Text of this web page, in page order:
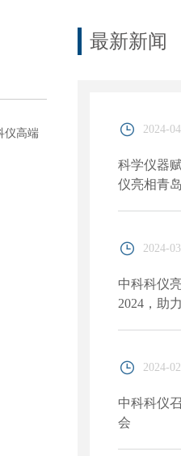
仪高端
最新新闻
2024-
科学仪器
仪亮相青
2024-
中科科仪
2024，助
2024-
中科科仪
会